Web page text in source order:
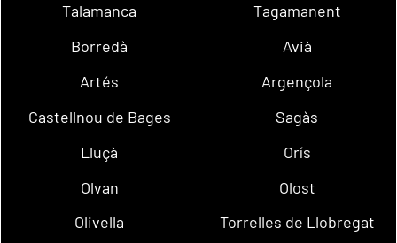
Talamanca
Tagamanent
Borredà
Avià
Artés
Argençola
Castellnou de Bages
Sagàs
Lluçà
Orís
Olvan
Olost
Olivella
Torrelles de Llobregat